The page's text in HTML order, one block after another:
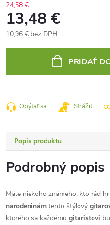
24,58 €
13,48 €
10,96 € bez DPH
PRIDAŤ
Opýtať sa Strážiť
Popis produktu
Podrobný popis
Máte niekoho známeho, kto rád
narodeninám tento štýlový
ktorého sa každému gitaristovi